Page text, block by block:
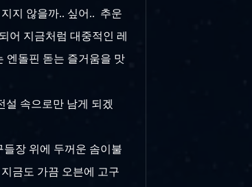
지 않을까.. 싶어.. 추운
어 지금처럼 대중적인 레
엔돌핀 돋는 즐거움을 맛
설 속으로만 남게 되겠
장 위에 두꺼운 솜이불
금도 가끔 오븐에 고구